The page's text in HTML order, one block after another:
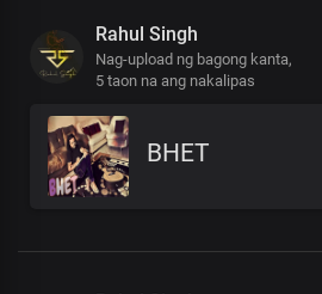
Rahul Singh
Nag-upload ng bagong kanta,
5 taon na ang nakalipas
BHET